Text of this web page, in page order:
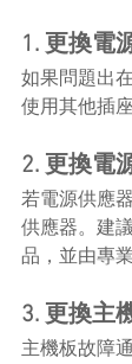
1. 更換電
如果問題出
使用其他插
2. 更換電
若電源供應
供應器。建
品，並由專
3. 更換主
主機板故障